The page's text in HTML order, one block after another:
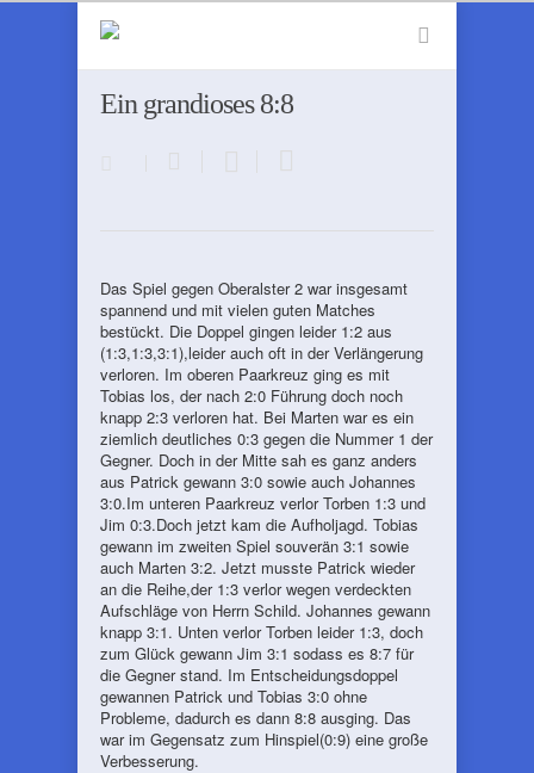
Ein grandioses 8:8
Das Spiel gegen Oberalster 2 war insgesamt
spannend und mit vielen guten Matches
bestückt. Die Doppel gingen leider 1:2 aus
(1:3,1:3,3:1),leider auch oft in der Verlängerung
verloren. Im oberen Paarkreuz ging es mit
Tobias los, der nach 2:0 Führung doch noch
knapp 2:3 verloren hat. Bei Marten war es ein
ziemlich deutliches 0:3 gegen die Nummer 1 der
Gegner. Doch in der Mitte sah es ganz anders
aus Patrick gewann 3:0 sowie auch Johannes
3:0.Im unteren Paarkreuz verlor Torben 1:3 und
Jim 0:3.Doch jetzt kam die Aufholjagd. Tobias
gewann im zweiten Spiel souverän 3:1 sowie
auch Marten 3:2. Jetzt musste Patrick wieder
an die Reihe,der 1:3 verlor wegen verdeckten
Aufschläge von Herrn Schild. Johannes gewann
knapp 3:1. Unten verlor Torben leider 1:3, doch
zum Glück gewann Jim 3:1 sodass es 8:7 für
die Gegner stand. Im Entscheidungsdoppel
gewannen Patrick und Tobias 3:0 ohne
Probleme, dadurch es dann 8:8 ausging. Das
war im Gegensatz zum Hinspiel(0:9) eine große
Verbesserung.